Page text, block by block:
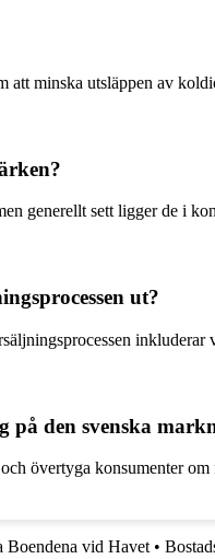
minska utsläppen av
generellt sett ligger de i
ut?
den svenska
övertyga konsumenter
Boendena vid Havet •